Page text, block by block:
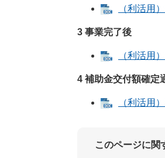
（利活用
3 事業完了後
（利活用
4 補助金交付額確定
（利活用
このページに関